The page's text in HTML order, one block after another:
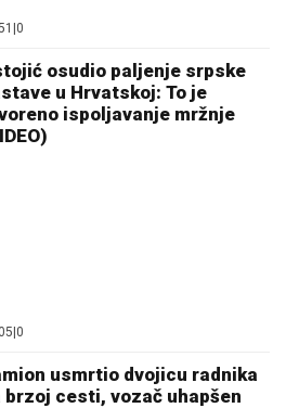
|0
osudio paljenje srpske
u Hrvatskoj: To je
ispoljavanje mržnje
|0
usmrtio dvojicu radnika
brzoj cesti, vozač uhapšen